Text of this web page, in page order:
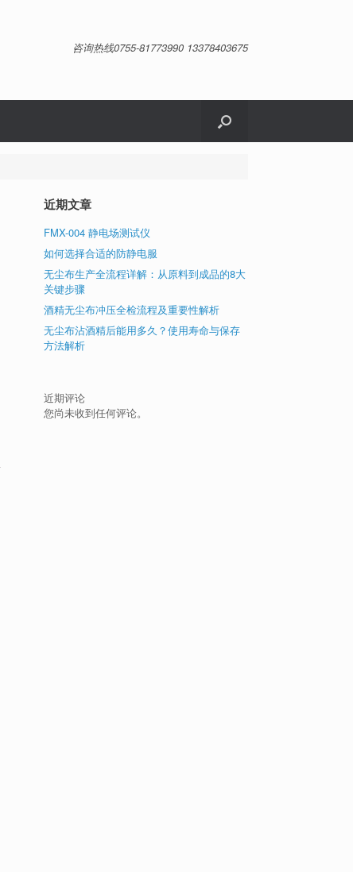
咨询热线0755-81773990 13378403675
近期文章
FMX-004 静电场测试仪
如何选择合适的防静电服
无尘布生产全流程详解：从原料到成品的8大
关键步骤
酒精无尘布冲压全检流程及重要性解析
无尘布沾酒精后能用多久？使用寿命与保存
方法解析
近期评论
您尚未收到任何评论。